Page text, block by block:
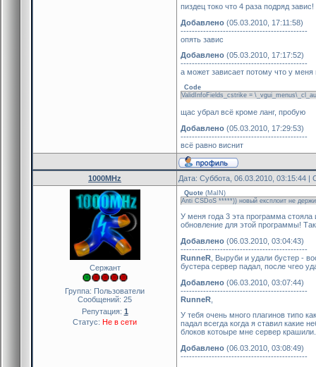
пиздец токо что 4 раза подряд
Добавлено (05.03.2010, 17:11:58)
---------------------------------------------
опять завис
Добавлено (05.03.2010, 17:17:52)
---------------------------------------------
а может зависает потому что у
Code
ValidInfoFields_cstrike =
щас убрал всё кроме ланг, пробую
Добавлено (05.03.2010, 17:29:53)
---------------------------------------------
всё равно виснит
1000MHz Дата: Суббота, 06.03.2010, 03:15:44
Сержант
Группа: Пользователи
Сообщений: 25
Репутация: 1
Статус: Не в сети
Quote (MaIN )
Anti CSDoS *****)) новый експлоит не
У меня года 3 эта программа
обновление для этой программы!
Добавлено (06.03.2010, 03:04:43)
---------------------------------------------
RunneR , Выруби и удали бустер -
бустера сервер падал, после чгео
Добавлено (06.03.2010, 03:07:44)
---------------------------------------------
RunneR
У тебя очень много плагинов типо
падал всегда когда я ставил какие
блоков котоыре мне сервер
Добавлено (06.03.2010, 03:08:49)
---------------------------------------------